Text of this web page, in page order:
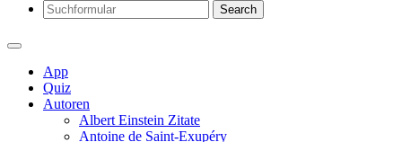
Search
App
Quiz
Autoren
Albert Einstein Zitate
Antoine de Saint-Exupéry